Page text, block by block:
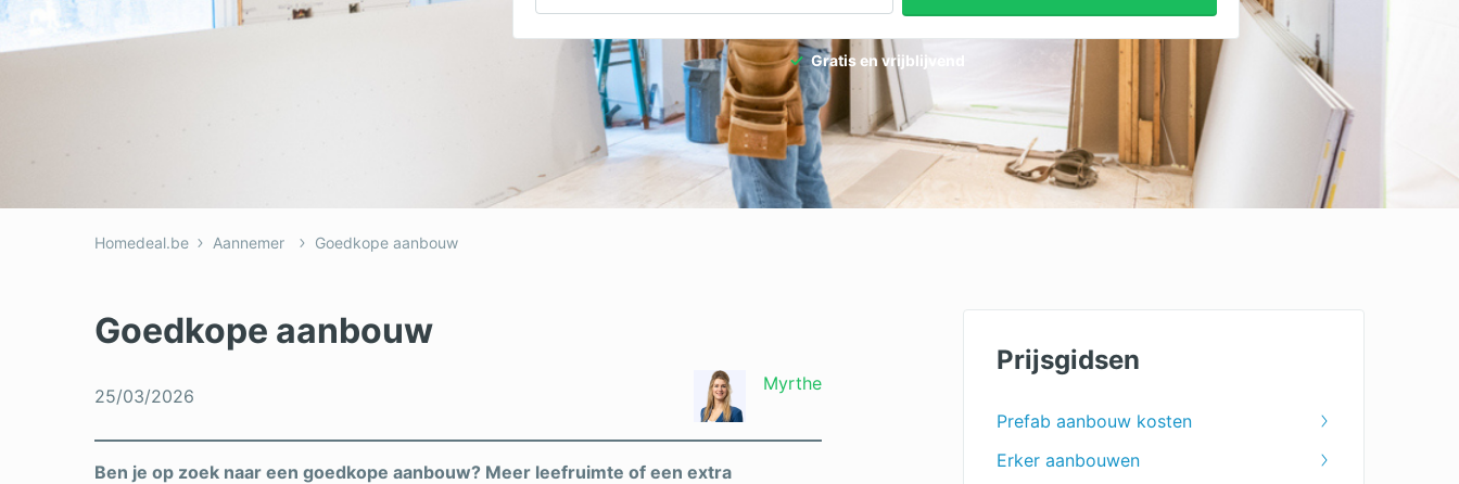
Gratis en vrijblijvend
Homedeal.be Aannemer Goedkope aanbouw
Goedkope aanbouw
25/03/2026
Myrthe
Ben je op zoek naar een goedkope aanbouw? Meer leefruimte of een extra
Prijsgidsen
Prefab aanbouw kosten
Erker aanbouwen